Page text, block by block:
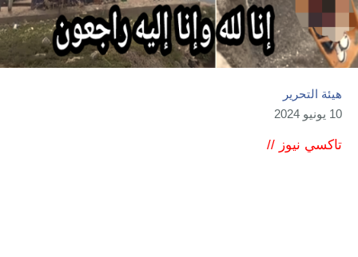
هيئة التحرير
10 يونيو 2024
تاكسي نيوز //